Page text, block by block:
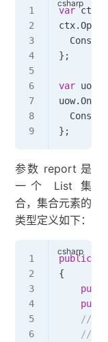
var ctx
ctx.
  Console
};
var uow
uow.
  Console
};
参数 report 是
一个 List 集
合，集合元素的
类型定义如下：
public
{
    ///
///